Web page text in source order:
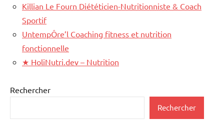
Killian Le Fourn Diététicien-Nutritionniste & Coach
Sportif
UntempÔre’l Coaching fitness et nutrition
fonctionnelle
★ HoliNutri.dev – Nutrition
Rechercher
Rechercher